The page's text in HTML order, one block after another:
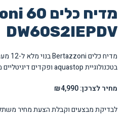
DW60S2IEPDV
בטכנולוגיית aquastop ופקדים דיגיטליים מתקדמים.
מחיר לצרכן: ₪4,990
לבדיקת מבצעים וקבלת הצעת מחיר